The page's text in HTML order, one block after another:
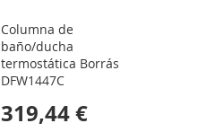
Columna de
baño/ducha
termostática Borrás
DFW1447C
319,44 €